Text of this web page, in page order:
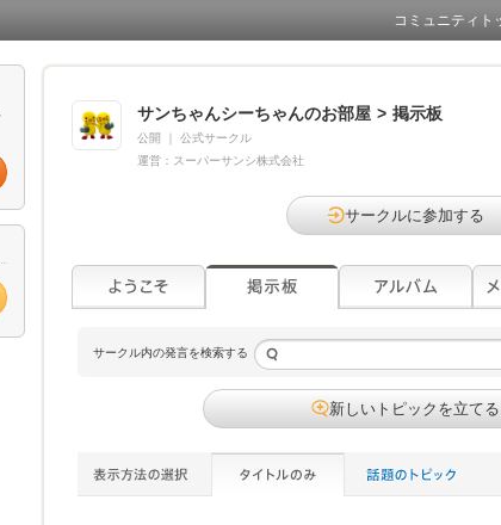
コミュニティト
サンちゃんシーちゃんのお部屋 > 掲示板
公開
公式サークル
運営： スーパーサンシ株式会社
サークルに参加する
サークル内の発言を検索する
新しいトピックを立てる